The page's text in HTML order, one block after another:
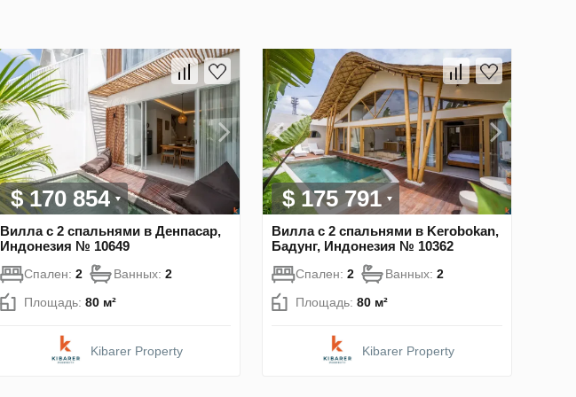
$ 170 854
Вилла с 2 спальнями в Денпасар,
Индонезия № 10649
Спален: 2 Ванных: 2
Площадь: 80 м²
Kibarer Property
$ 175 791
Вилла с 2 спальнями в Kerobokan,
Бадунг, Индонезия № 10362
Спален: 2 Ванных: 2
Площадь: 80 м²
Kibarer Property